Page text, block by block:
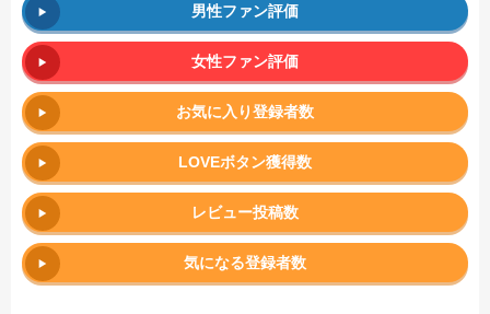
男性ファン評価
女性ファン評価
お気に入り登録者数
LOVEボタン獲得数
レビュー投稿数
気になる登録者数